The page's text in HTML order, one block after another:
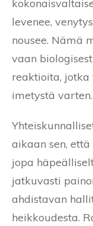
levenee,
nousee. Nämä
vaan
reaktioita, jotka
imetystä varten.
aikaan sen,
jopa
jatkuvasti
ahdistavan
heikkoudesta.